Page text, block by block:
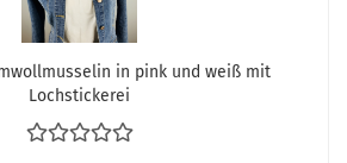
in pink und weiß mit
Lochstickerei